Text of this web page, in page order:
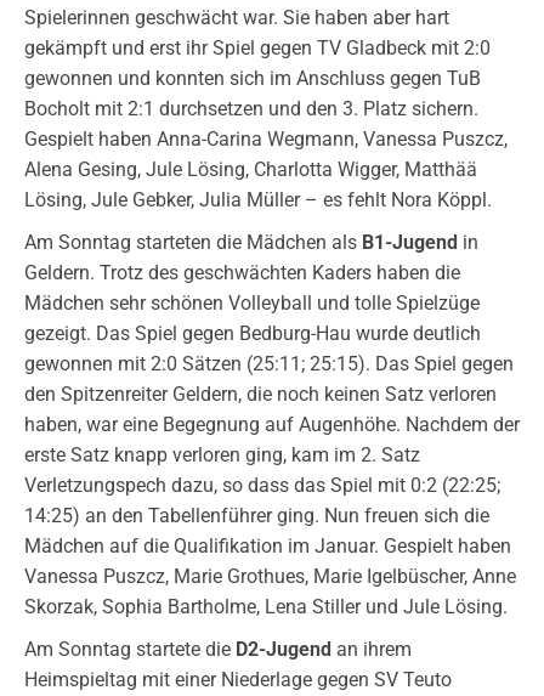
Spielerinnen geschwächt war. Sie haben aber hart
gekämpft und erst ihr Spiel gegen TV Gladbeck mit 2:0
gewonnen und konnten sich im Anschluss gegen TuB
Bocholt mit 2:1 durchsetzen und den 3. Platz sichern.
Gespielt haben Anna-Carina Wegmann, Vanessa Puszcz,
Alena Gesing, Jule Lösing, Charlotta Wigger, Matthää
Lösing, Jule Gebker, Julia Müller – es fehlt Nora Köppl.
Am Sonntag starteten die Mädchen als B1-Jugend in
Geldern. Trotz des geschwächten Kaders haben die
Mädchen sehr schönen Volleyball und tolle Spielzüge
gezeigt. Das Spiel gegen Bedburg-Hau wurde deutlich
gewonnen mit 2:0 Sätzen (25:11; 25:15). Das Spiel gegen
den Spitzenreiter Geldern, die noch keinen Satz verloren
haben, war eine Begegnung auf Augenhöhe. Nachdem der
erste Satz knapp verloren ging, kam im 2. Satz
Verletzungspech dazu, so dass das Spiel mit 0:2 (22:25;
14:25) an den Tabellenführer ging. Nun freuen sich die
Mädchen auf die Qualifikation im Januar. Gespielt haben
Vanessa Puszcz, Marie Grothues, Marie Igelbüscher, Anne
Skorzak, Sophia Bartholme, Lena Stiller und Jule Lösing.
Am Sonntag startete die D2-Jugend an ihrem
Heimspieltag mit einer Niederlage gegen SV Teuto